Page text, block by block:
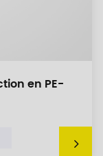
en PE-